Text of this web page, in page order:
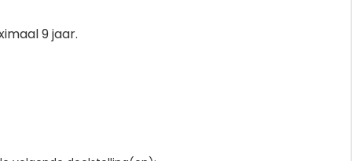
9 jaar.